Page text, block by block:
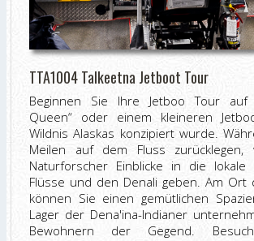
TTA1004 Talkeetna Jetboot Tour
Beginnen Sie Ihre Jetboo Tour auf
Queen“ oder einem kleineren
Wildnis Alaskas konzipiert wurde.
Meilen auf dem Fluss
Naturforscher Einblicke in die lokale
Flüsse und den Denali geben. Am Ort
können Sie einen gemütlichen
Lager der Dena'ina-Indianer
Bewohnern der Gegend.